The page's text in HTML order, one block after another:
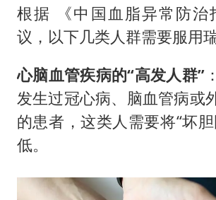
根据 《中国血脂异常防治
议，以下几类人群需要服用
心脑血管疾病的“高发人群”
发生过冠心病、脑血管病或
的患者，这类人需要将“坏
低。